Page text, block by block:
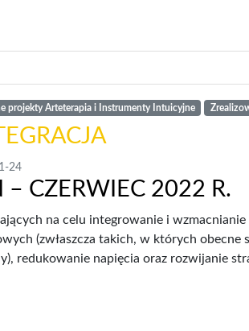
projekty Arteterapia i Instrumenty Intuicyjne
24
– CZERWIEC 2022 R.
na celu integrowanie i wzmacnianie
(zwłaszcza takich, w których obecne
redukowanie napięcia oraz rozwijanie